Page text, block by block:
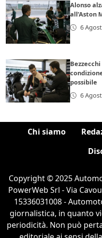
Alonso
all’Aston
6
possibile
6
Chi siamo
Copyright © 2025
PowerWeb Srl - Via
15336031008 -
giornalistica, in quanto
periodicità. Non può